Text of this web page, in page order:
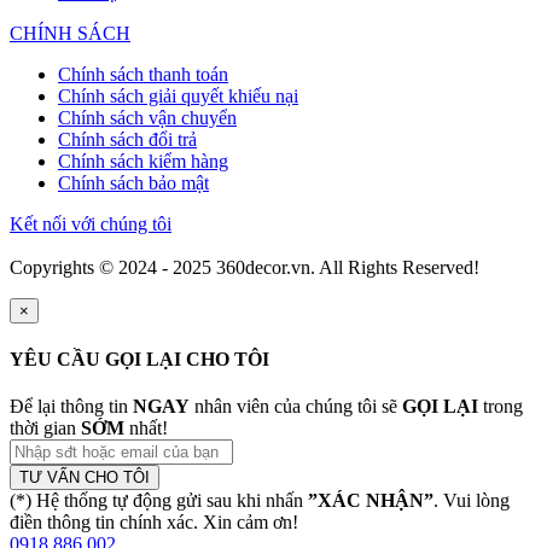
CHÍNH SÁCH
Chính sách thanh toán
Chính sách giải quyết khiếu nại
Chính sách vận chuyển
Chính sách đổi trả
Chính sách kiểm hàng
Chính sách bảo mật
Kết nối với chúng tôi
Copyrights © 2024 - 2025 360decor.vn. All Rights Reserved!
×
YÊU CẦU GỌI LẠI CHO TÔI
Để lại thông tin NGAY nhân viên của chúng tôi sẽ GỌI LẠI trong
thời gian SỚM nhất!
TƯ VẤN CHO TÔI
(*) Hệ thống tự động gửi sau khi nhấn ”XÁC NHẬN”. Vui lòng
điền thông tin chính xác. Xin cảm ơn!